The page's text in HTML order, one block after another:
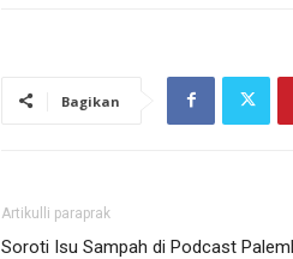
Bagikan
Artikulli paraprak
Soroti Isu Sampah di Podcast